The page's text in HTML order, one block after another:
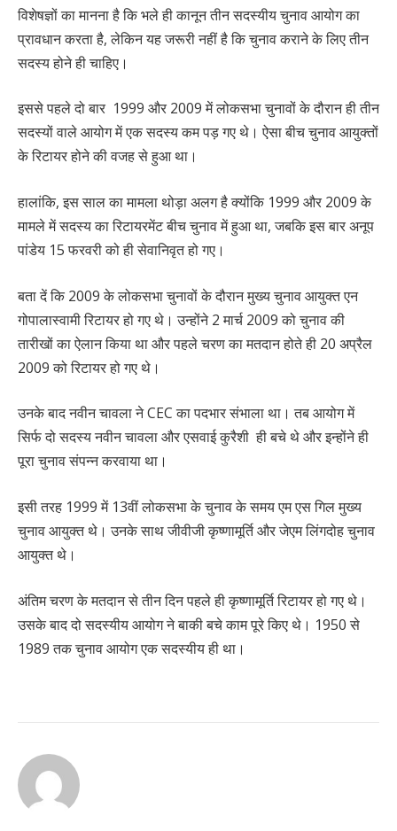
विशेषज्ञों का मानना है कि भले ही कानून तीन सदस्यीय चुनाव आयोग का
प्रावधान करता है, लेकिन यह जरूरी नहीं है कि चुनाव कराने के लिए तीन
सदस्य होने ही चाहिए।
इससे पहले दो बार 1999 और 2009 में लोकसभा चुनावों के दौरान ही तीन
सदस्यों वाले आयोग में एक सदस्य कम पड़ गए थे। ऐसा बीच चुनाव आयुक्तों
के रिटायर होने की वजह से हुआ था।
हालांकि, इस साल का मामला थोड़ा अलग है क्योंकि 1999 और 2009 के
मामले में सदस्य का रिटायरमेंट बीच चुनाव में हुआ था, जबकि इस बार अनूप
पांडेय 15 फरवरी को ही सेवानिवृत हो गए।
बता दें कि 2009 के लोकसभा चुनावों के दौरान मुख्य चुनाव आयुक्त एन
गोपालास्वामी रिटायर हो गए थे। उन्होंने 2 मार्च 2009 को चुनाव की
तारीखों का ऐलान किया था और पहले चरण का मतदान होते ही 20 अप्रैल
2009 को रिटायर हो गए थे।
उनके बाद नवीन चावला ने CEC का पदभार संभाला था। तब आयोग में
सिर्फ दो सदस्य नवीन चावला और एसवाई कुरैशी ही बचे थे और इन्होंने ही
पूरा चुनाव संपन्न करवाया था।
इसी तरह 1999 में 13वीं लोकसभा के चुनाव के समय एम एस गिल मुख्य
चुनाव आयुक्त थे। उनके साथ जीवीजी कृष्णामूर्ति और जेएम लिंगदोह चुनाव
आयुक्त थे।
अंतिम चरण के मतदान से तीन दिन पहले ही कृष्णामूर्ति रिटायर हो गए थे।
उसके बाद दो सदस्यीय आयोग ने बाकी बचे काम पूरे किए थे। 1950 से
1989 तक चुनाव आयोग एक सदस्यीय ही था।